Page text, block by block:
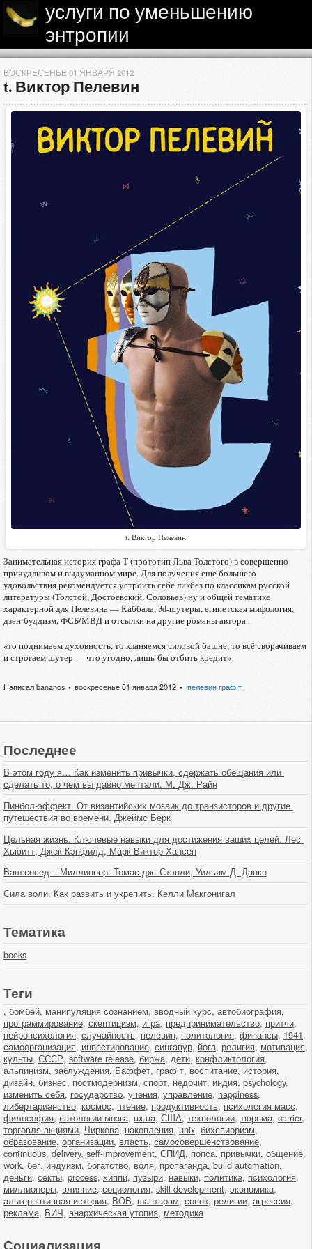
услуги по уменьшению
энтропии
t. Виктор Пелевин
ВОСКРЕСЕНЬЕ 01 ЯНВАРЯ 2012
t. Виктор Пелевин
Занимательная история графа Т (прототип Льва Толстого) в совершенно
причудливом и выдуманном мире. Для получения еще большего
удовольствия рекомендуется устроить себе ликбез по классикам русской
литературы (Толстой, Достоевский, Соловьев) ну и общей тематике
характерной для Пелевина — Каббала, 3d-шутеры, египетская мифология,
дзен-буддизм, ФСБ/МВД и отсылки на другие романы автора.
«то поднимаем духовность, то кланяемся силовой башне, то всё сворачиваем
и строгаем шутер — что угодно, лишь-бы отбить кредит»
Написал bananos воскресенье 01 января 2012 пелевин граф т
Последнее
В этом году я… Как изменить привычки, сдержать обещания или
сделать то, о чем вы давно мечтали. М. Дж. Райн
Пинбол-эффект. От византийских мозаик до транзисторов и другие
путешествия во времени. Джеймс Бёрк
Цельная жизнь. Ключевые навыки для достижения ваших целей. Лес
Хьюитт, Джек Кэнфилд, Марк Виктор Хансен
Ваш сосед – Миллионер. Томас дж. Стэнли, Уильям Д. Данко
Сила воли. Как развить и укрепить. Келли Макгонигал
Тематика
books
Теги
, бомбей, манипуляция сознанием, вводный курс, автобиография,
программирование, скептицизм, игра, предпринимательство, притчи,
нейропсихология, случайность, пелевин, политология, финансы, 1941,
самоорганизация, инвестирование, сингапур, йога, религия, мотивация,
культы, СССР, software release, биржа, дети, конфликтология,
альпинизм, заблуждения, Баффет, граф т, воспитание, история,
дизайн, бизнес, постмодернизм, спорт, недочит, индия, psychology,
изменить себя, государство, учения, управление, happiness,
либертарианство, космос, чтение, продуктивность, психология масс,
философия, патологии мозга, ux.ua, США, технологии, тюрьма, carrier,
торговля акциями, Чиркова, накопления, unix, бихевиоризм,
образование, организации, власть, самосовершенствование,
continuous, delivery, self-improvement, СПИД, попса, привычки, общение,
work, бег, индуизм, богатство, воля, пропаганда, build automation,
деньги, секты, process, хиппи, пузыри, навыки, политика, психология,
миллионеры, влияние, социология, skill development, экономика,
альтернативная история, ВОВ, шантарам, совок, религии, агрессия,
реклама, ВИЧ, анархическая утопия, методика